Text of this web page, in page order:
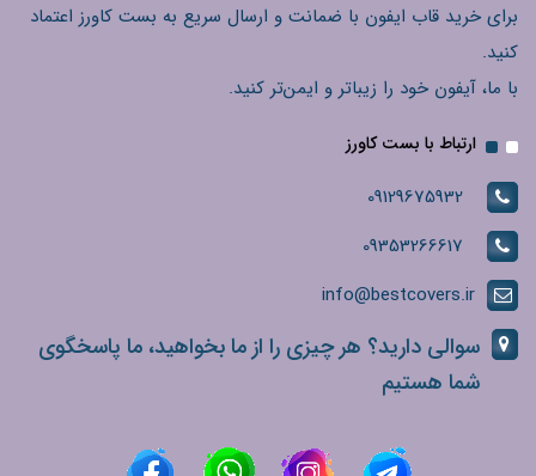
برای خرید قاب ایفون با ضمانت و ارسال سریع به بست کاورز اعتماد
کنید.
با ما، آیفون خود را زیباتر و ایمن‌تر کنید.
ارتباط با بست کاورز
09129675932
09353266617
info@bestcovers.ir
سوالی دارید؟ هر چیزی را از ما بخواهید، ما پاسخگوی
شما هستیم